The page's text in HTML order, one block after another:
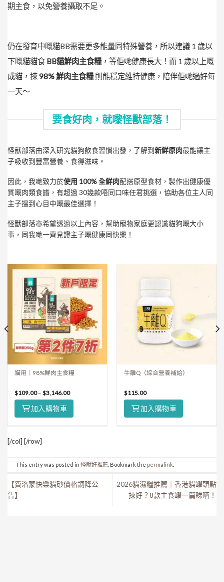
期主食，以免營養攝取不足。
仍在發育中嘅貓BB需要更多能量同特殊營養，所以建議 1 歲以
下嘅貓貓食 BB貓鮮肉主食糧，等佢哋健康長大！而 1 歲以上嘅
成貓，揀98% 鮮肉主食糧則能穩定維持健康，陪伴佢哋過好每
一天～
要食好肉，就嚟怪獸部落！
怪獸部落由深入研究貓狗飲食習慣出發，了解到新鮮原肉最能讓主
子吸收到豐富營養、食得滋味。
因此，我哋致力於使用 100% 全鮮肉配搭原型食材，製作出健康優
質嘅肉類食譜，有超過 30幾款唔同口味任君挑選，協助各位主人同
主子搵到心目中嘅最佳選擇！
怪獸部落亦希望透過以上內容，幫助寵物家庭更認識貓狗嘅大小
事，同我哋一齊見證主子嘅健康同快樂！
貓用｜98%鮮肉主食糧
$109.00–$3,146.00
加入購物車
牛離Q（綜合營養補給）
$115.00
加入購物車
[/col] [/row]
This entry was posted in 怪獸好推薦. Bookmark the permalink.
【費洛蒙快樂貓砂價格調降公
告】
2026貓濕糧推薦｜香港貓罐頭點
揀好？8款主食罐一篇睇晒！